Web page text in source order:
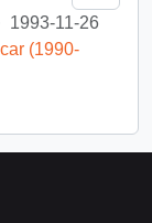
1993-11-26
(1990-